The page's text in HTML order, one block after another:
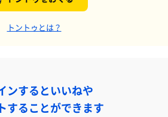
トントゥとは？
ンするといいねや
することができます